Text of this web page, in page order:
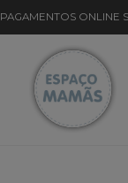
PAGAMENTOS ONLINE